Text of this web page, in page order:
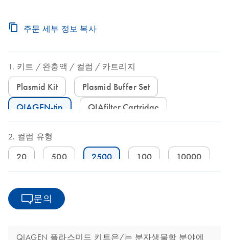
주문 세부 정보 복사
키트 완충액 컬럼 카트리지
Plasmid Kit
Plasmid Buffer Set
QIAGEN-tip
QIAfilter Cartridge
컬럼 유형
20 500 2500 100 10000
문의
QIAGEN 플라스미드 키트은/는 분자생물학 분야에